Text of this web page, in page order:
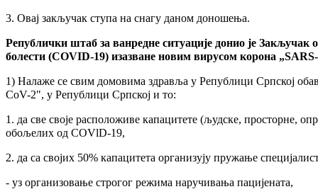
3. Овај закључак ступа на снагу даном доношења.
Републички штаб за ванредне ситуације донио је
болести (COVID-19) изазване новим вирусом корона „SARS
1) Налаже се свим домовима здравља у Републици Српској
CoV-2", у Републици Српској и то:
1. да све своје расположиве капацитете (људске, просторне,
обољелих од COVlD-19,
2. да са својих 50% капацитета организују пружање
- уз организовање строгог режима наручивања пацијената,